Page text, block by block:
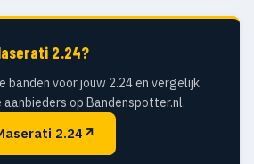
2.24?
banden voor jouw 2.24 en vergelijk
op Bandenspotter.nl.
2.24 ↗